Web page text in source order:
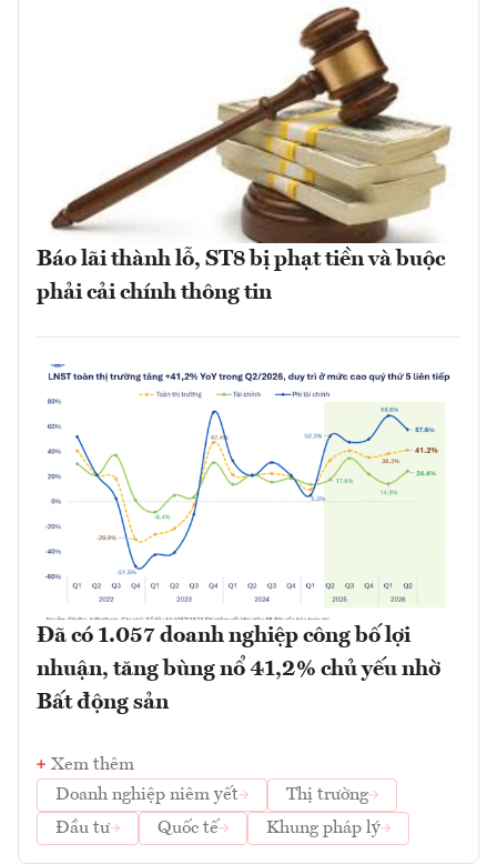
Báo lãi thành lỗ, ST8 bị phạt tiền và buộc
phải cải chính thông tin
Đã có 1.057 doanh nghiệp công bố lợi
nhuận, tăng bùng nổ 41,2% chủ yếu nhờ
Bất động sản
Xem thêm
Doanh nghiệp niêm yết
Thị trường
Đầu tư
Quốc tế Khung pháp lý